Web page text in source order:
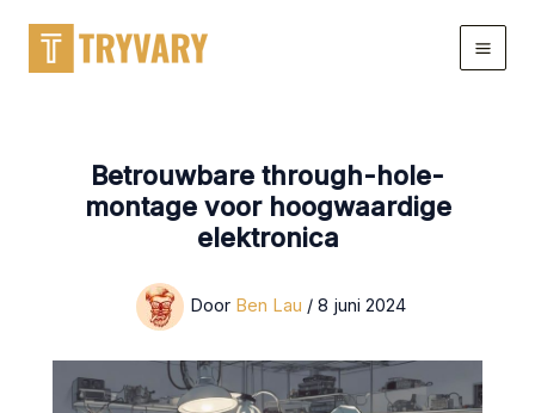
artikel
Betrouwbare through-hole-
montage voor hoogwaardige
elektronica
Door Ben Lau / 8 juni 2024